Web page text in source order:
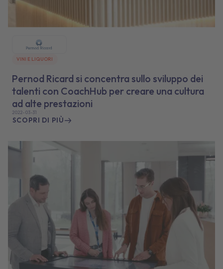
VINI E LIQUORI
Pernod Ricard si concentra sullo sviluppo dei
talenti con CoachHub per creare una cultura
ad alte prestazioni
2022-03-31
SCOPRI DI PIÙ